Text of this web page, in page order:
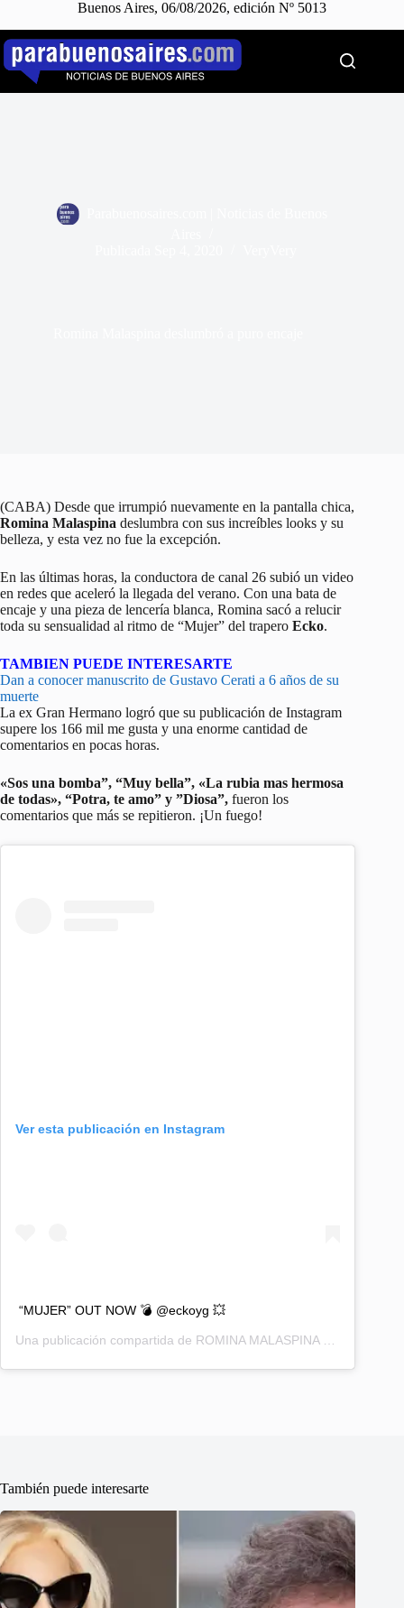
Buenos Aires, 06/08/2026, edición Nº 5013
Saltar
contenido
(CABA) Desde que irrumpió nuevamente en la pantalla chica,
Romina Malaspina deslumbra con sus increíbles looks y su
belleza, y esta vez no fue la excepción.
En las últimas horas, la conductora de canal 26 subió un video
en redes que aceleró la llegada del verano. Con una bata de
encaje y una pieza de lencería blanca, Romina sacó a relucir
toda su sensualidad al ritmo de “Mujer” del trapero Ecko.
TAMBIEN PUEDE INTERESARTE
Dan a conocer manuscrito de Gustavo Cerati a 6 años de su
muerte
La ex Gran Hermano logró que su publicación de Instagram
supere los 166 mil me gusta y una enorme cantidad de
comentarios en pocas horas.
«Sos una bomba”, “Muy bella”, «La rubia mas hermosa
de todas», “Potra, te amo” y ”Diosa”, fueron los
comentarios que más se repitieron. ¡Un fuego!
Ver esta publicación en Instagram
“MUJER” OUT NOW 💣 @eckoyg 💥
Una publicación compartida de ROMINA MALASPINA 🇦🇷
También puede interesarte